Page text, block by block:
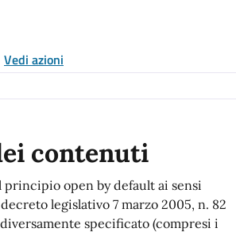
Vedi azioni
contenuti
principio open by default ai sensi
legislativo 7 marzo 2005, n. 82
diversamente specificato (compresi i